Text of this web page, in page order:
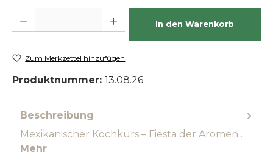
In den Warenkorb
Zum Merkzettel hinzufügen
Produktnummer: 13.08.26
Beschreibung
Mexikanischer Kochkurs – Fiesta der Aromen…
Mehr